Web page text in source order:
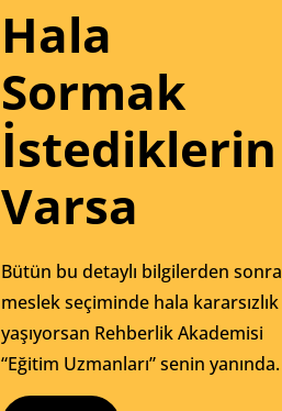
Hala
Sormak
İstediklerin
Varsa
Bütün bu detaylı bilgilerden sonra
meslek seçiminde hala kararsızlık
yaşıyorsan Rehberlik Akademisi
“Eğitim Uzmanları” senin yanında.